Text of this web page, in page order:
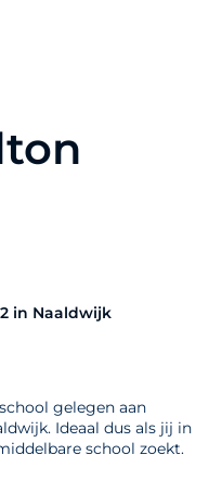
in Naaldwijk
gelegen aan
Ideaal dus als jij in
school zoekt.